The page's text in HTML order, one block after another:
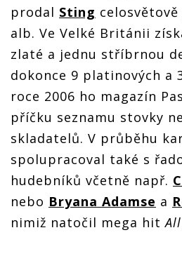
prodal Sting
alb. Ve Velké Británii
zlaté a jednu stříbrnou
dokonce 9 platinových a
roce 2006 ho magazín
příčku seznamu stovky
skladatelů. V průběhu
spolupracoval také s
hudebníků včetně např.
nebo Bryana Adamse a
nimiž natočil mega hit